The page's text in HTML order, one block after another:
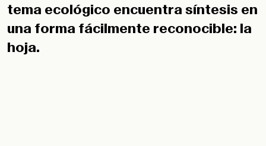
tema ecológico encuentra síntesis en
una forma fácilmente reconocible: la
hoja.